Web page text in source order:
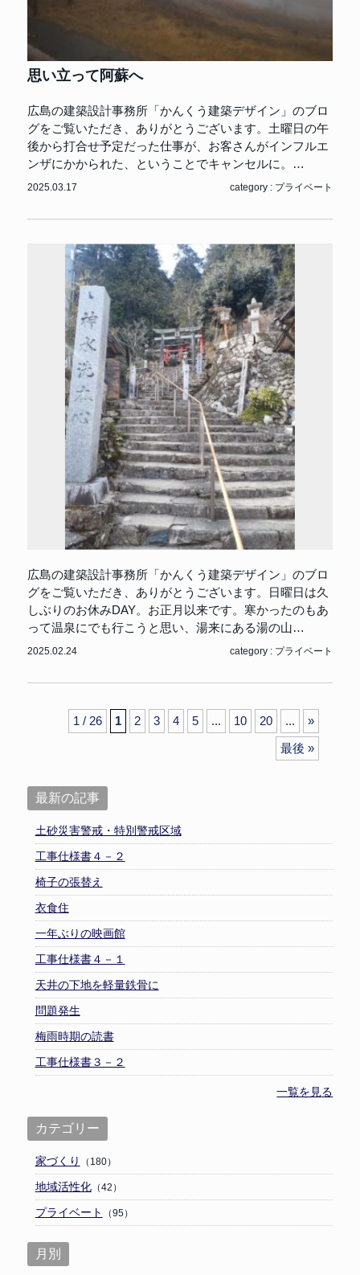
思い立って阿蘇へ
広島の建築設計事務所「かんくう建築デザイン」のブロ
グをご覧いただき、ありがとうございます。土曜日の午
後から打合せ予定だった仕事が、お客さんがインフルエ
ンザにかかられた、ということでキャンセルに。…
2025.03.17 category : プライベート
広島の建築設計事務所「かんくう建築デザイン」のブロ
グをご覧いただき、ありがとうございます。日曜日は久
しぶりのお休みDAY。お正月以来です。寒かったのもあ
って温泉にでも行こうと思い、湯来にある湯の山…
2025.02.24 category : プライベート
1 / 26 1 2 3 4 5 ... 10 20 ... »
最後 »
最新の記事
土砂災害警戒・特別警戒区域
工事仕様書４－２
椅子の張替え
衣食住
一年ぶりの映画館
工事仕様書４－１
天井の下地を軽量鉄骨に
問題発生
梅雨時期の読書
工事仕様書３－２
一覧を見る
カテゴリー
家づくり （180）
地域活性化（42）
プライベート （95）
月別